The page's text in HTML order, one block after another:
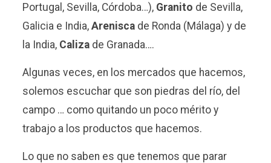
Portugal, Sevilla, Córdoba…), Granito de Sevilla,
Galicia e India, Areniscade Ronda (Málaga) y de
la India, Calizade Granada….
Algunas veces, en los mercados que hacemos,
solemos escuchar que son piedras del río, del
campo … como quitando un poco mérito y
trabajo a los productos que hacemos.
Lo que no saben es que tenemos que parar